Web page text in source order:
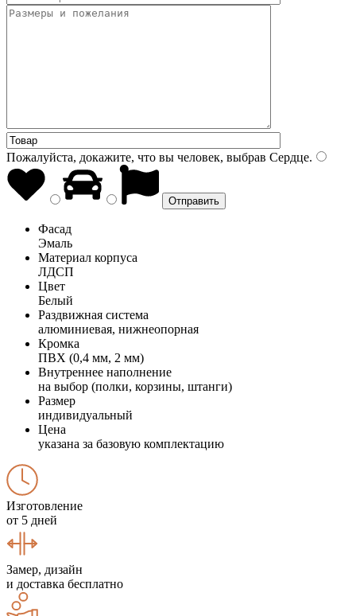
Пожалуйста, докажите, что вы человек, выбрав Сердце.
Фасад
Эмаль
Материал корпуса
ЛДСП
Цвет
Белый
Раздвижная система
алюминиевая, нижнеопорная
Кромка
ПВХ (0,4 мм, 2 мм)
Внутреннее наполнение
на выбор (полки, корзины, штанги)
Размер
индивидуальный
Цена
указана за базовую комплектацию
Изготовление
от 5 дней
Замер, дизайн
и доставка бесплатно